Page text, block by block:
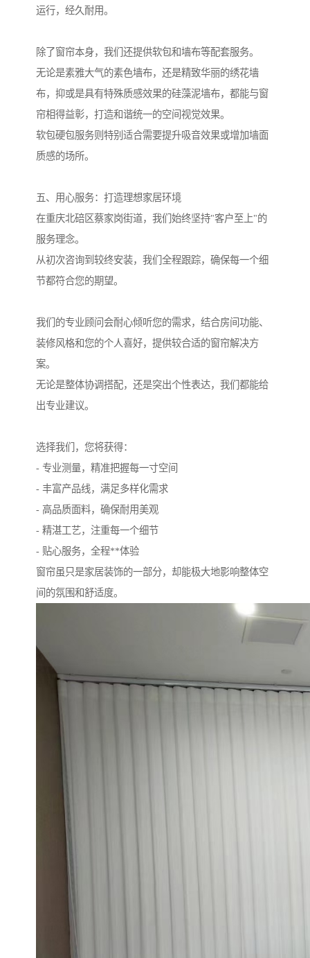
运行，经久耐用。
除了窗帘本身，我们还提供软包和墙布等配套服务。
无论是素雅大气的素色墙布，还是精致华丽的绣花墙
布，抑或是具有特殊质感效果的硅藻泥墙布，都能与窗
帘相得益彰，打造和谐统一的空间视觉效果。
软包硬包服务则特别适合需要提升吸音效果或增加墙面
质感的场所。
五、用心服务：打造理想家居环境
在重庆北碚区蔡家岗街道，我们始终坚持"客户至上"的
服务理念。
从初次咨询到较终安装，我们全程跟踪，确保每一个细
节都符合您的期望。
我们的专业顾问会耐心倾听您的需求，结合房间功能、
装修风格和您的个人喜好，提供较合适的窗帘解决方
案。
无论是整体协调搭配，还是突出个性表达，我们都能给
出专业建议。
选择我们，您将获得：
- 专业测量，精准把握每一寸空间
- 丰富产品线，满足多样化需求
- 高品质面料，确保耐用美观
- 精湛工艺，注重每一个细节
- 贴心服务，全程**体验
窗帘虽只是家居装饰的一部分，却能极大地影响整体空
间的氛围和舒适度。